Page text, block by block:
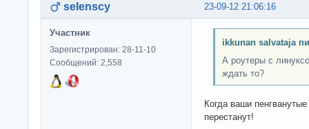
23-09-12 21:06:16
selenscy
Участник
Зарегистрирован: 28-11-10
Сообщений: 2,558
ikkunan salvataja
А роутеры с
ждать то?
Когда ваши
перестанут!